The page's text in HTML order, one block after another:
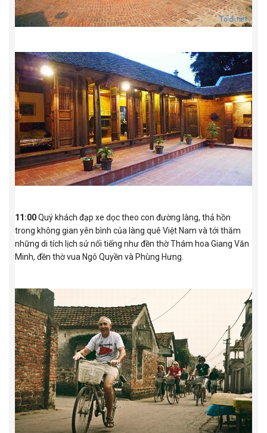
11:00Quý khách đạp xe dọc theo con đường làng, thả hồn
trong không gian yên bình của làng quê Việt Nam và tới thăm
những di tích lịch sử nổi tiếng như đền thờ Thám hoa Giang Văn
Minh, đền thờ vua Ngô Quyền và Phùng Hưng.